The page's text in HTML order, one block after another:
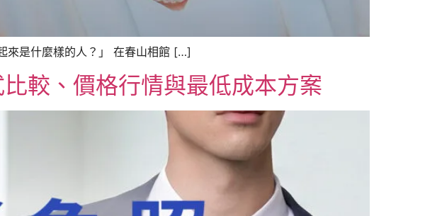
來是什麼樣的人？」 在春山相館 […]
較、價格行情與最低成本方案